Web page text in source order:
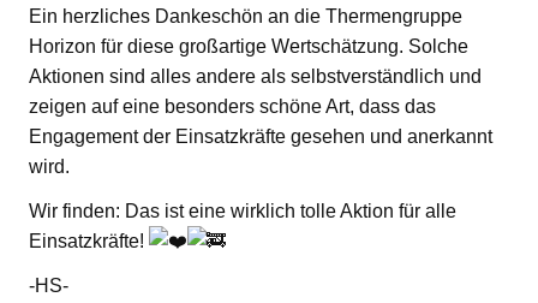
Ein herzliches Dankeschön an die Thermengruppe
Horizon für diese großartige Wertschätzung. Solche
Aktionen sind alles andere als selbstverständlich und
zeigen auf eine besonders schöne Art, dass das
Engagement der Einsatzkräfte gesehen und anerkannt
wird.
Wir finden: Das ist eine wirklich tolle Aktion für alle
Einsatzkräfte!
-HS-